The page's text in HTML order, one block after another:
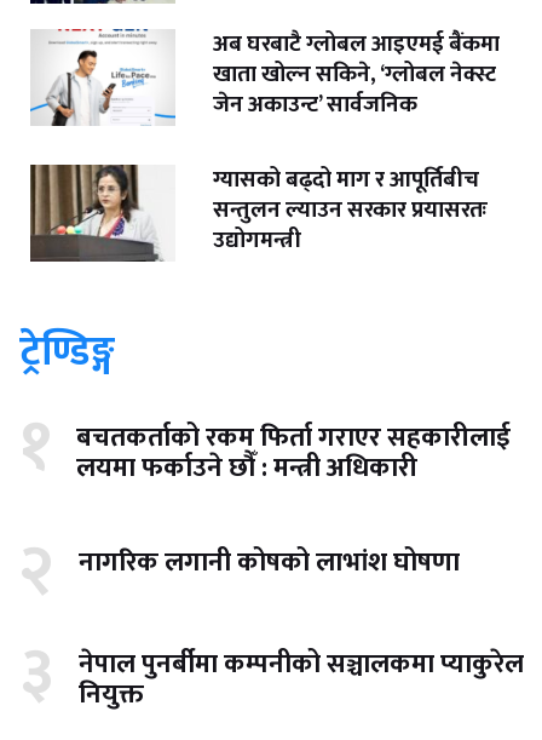
अब घरबाटै ग्लोबल आइएमई बैंकमा
खाता खोल्न सकिने, ‘ग्लोबल नेक्स्ट
जेन अकाउन्ट’ सार्वजनिक
ग्यासको बढ्दो माग र आपूर्तिबीच
सन्तुलन ल्याउन सरकार प्रयासरतः
उद्योगमन्त्री
ट्रेण्डिङ्ग
१ बचतकर्ताको रकम फिर्ता गराएर सहकारीलाई
लयमा फर्काउने छौँ : मन्त्री अधिकारी
२ नागरिक लगानी कोषको लाभांश घोषणा
३ नेपाल पुनर्बीमा कम्पनीको सञ्चालकमा प्याकुरेल
नियुक्त